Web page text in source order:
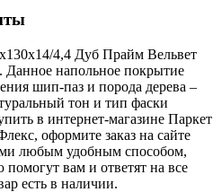
4,4 Дуб Прайм Вельвет
Данное напольное покрытие
шип-паз и порода дерева –
тон и тип фаски
в интернет-магазине Паркет
оформите заказ на сайте
любым удобным способом,
вам и ответят на все
есть в наличии.